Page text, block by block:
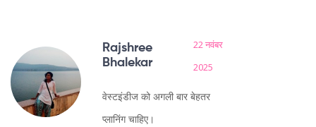
Rajshree
Bhalekar
22 नवंबर
2025
वेस्टइंडीज को अगली बार बेहतर
प्लानिंग चाहिए।